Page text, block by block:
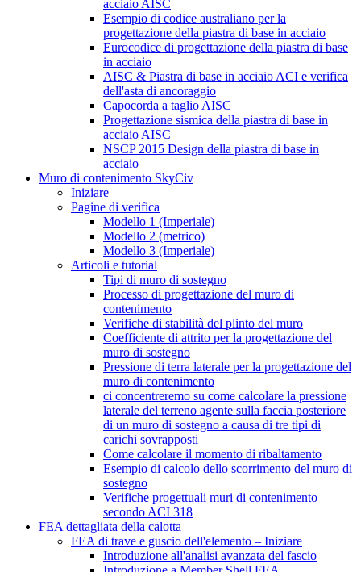
acciaio AISC
Esempio di codice australiano per la
progettazione della piastra di base in acciaio
Eurocodice di progettazione della piastra di base
in acciaio
AISC & Piastra di base in acciaio ACI e verifica
dell'asta di ancoraggio
Capocorda a taglio AISC
Progettazione sismica della piastra di base in
acciaio AISC
NSCP 2015 Design della piastra di base in
acciaio
Muro di contenimento SkyCiv
Iniziare
Pagine di verifica
Modello 1 (Imperiale)
Modello 2 (metrico)
Modello 3 (Imperiale)
Articoli e tutorial
Tipi di muro di sostegno
Processo di progettazione del muro di
contenimento
Verifiche di stabilità del plinto del muro
Coefficiente di attrito per la progettazione del
muro di sostegno
Pressione di terra laterale per la progettazione del
muro di contenimento
ci concentreremo su come calcolare la pressione
laterale del terreno agente sulla faccia posteriore
di un muro di sostegno a causa di tre tipi di
carichi sovrapposti
Come calcolare il momento di ribaltamento
Esempio di calcolo dello scorrimento del muro di
sostegno
Verifiche progettuali muri di contenimento
secondo ACI 318
FEA dettagliata della calotta
FEA di trave e guscio dell'elemento – Iniziare
Introduzione all'analisi avanzata del fascio